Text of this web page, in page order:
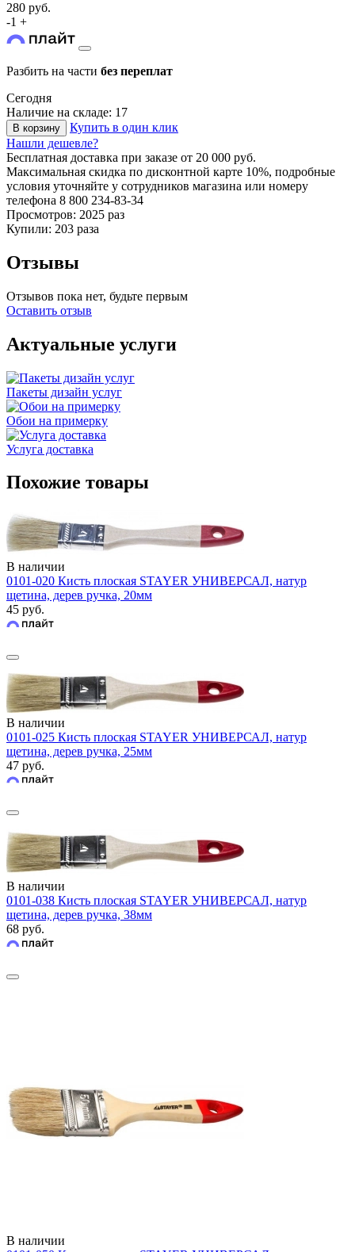
280 руб.
-1 +
Разбить на части без переплат
Сегодня
Наличие на складе: 17
В корзину
Купить в один клик
Нашли дешевле?
Бесплатная доставка при заказе от 20 000 руб.
Максимальная скидка по дисконтной карте 10%, подробные
условия уточняйте у сотрудников магазина или номеру
телефона 8 800 234-83-34
Просмотров: 2025 раз
Купили: 203 раза
Отзывы
Отзывов пока нет, будьте первым
Оставить отзыв
Актуальные услуги
Пакеты дизайн услуг
Обои на примерку
Услуга доставка
Похожие товары
В наличии
0101-020 Кисть плоская STAYER УНИВЕРСАЛ, натур
щетина, дерев ручка, 20мм
45 руб.
В наличии
0101-025 Кисть плоская STAYER УНИВЕРСАЛ, натур
щетина, дерев ручка, 25мм
47 руб.
В наличии
0101-038 Кисть плоская STAYER УНИВЕРСАЛ, натур
щетина, дерев ручка, 38мм
68 руб.
В наличии